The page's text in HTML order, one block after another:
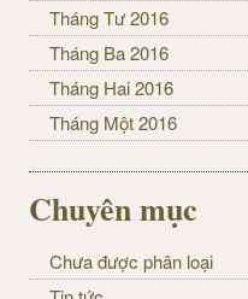
Tháng Tư 2016
Tháng Ba 2016
Tháng Hai 2016
Tháng Một 2016
Chuyên mục
Chưa được phân loại